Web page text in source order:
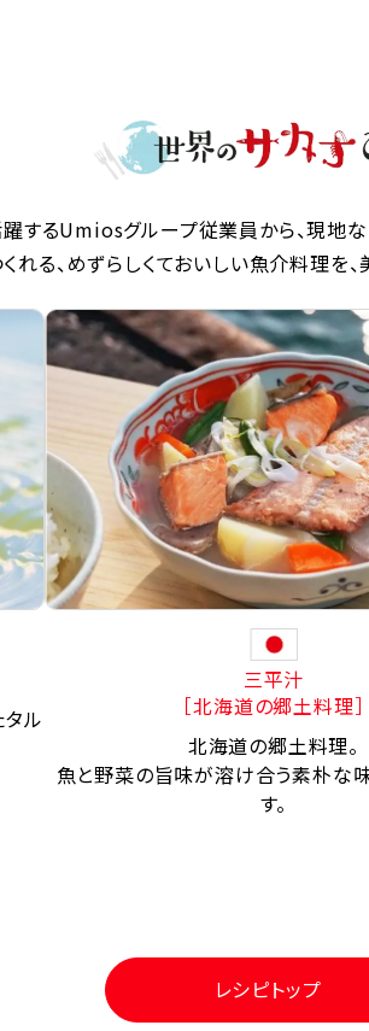
するUmiosグループ従業員から、現地な
れる、めずらしくておいしい魚介料理を
ル
三平汁
［北海道の郷土料理］
北海道の郷土料理。
魚と野菜の旨味が溶け合う素朴な
す。
レシピトップ